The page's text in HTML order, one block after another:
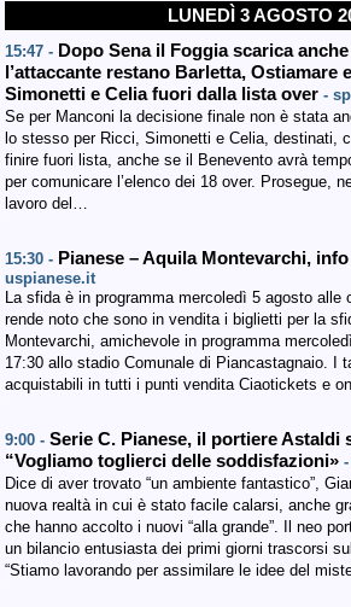
LUNEDÌ 3 AGOSTO
15:47 - Dopo Sena il Foggia scarica
l’attaccante restano Barletta, Ostiamare
Simonetti e Celia fuori dalla lista over -
Se per Manconi la decisione finale non è stata
lo stesso per Ricci, Simonetti e Celia, destinati,
finire fuori lista, anche se il Benevento avrà
per comunicare l’elenco dei 18 over. Prosegue,
lavoro del…
15:30 - Pianese – Aquila Montevarchi,
uspianese.it
La sfida è in programma mercoledì 5 agosto alle
rende noto che sono in vendita i biglietti per la
Montevarchi, amichevole in programma
17:30 allo stadio Comunale di Piancastagnaio. I
acquistabili in tutti i punti vendita Ciaotickets e
9:00 - Serie C. Pianese, il portiere Astaldi
“Vogliamo toglierci delle soddisfazioni»
Dice di aver trovato “un ambiente fantastico”,
nuova realtà in cui è stato facile calarsi, anche
che hanno accolto i nuovi “alla grande”. Il neo
un bilancio entusiasta dei primi giorni trascorsi
“Stiamo lavorando per assimilare le idee del